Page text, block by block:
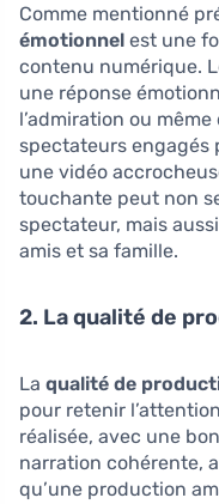
Comme mentionné
émotionnel est une
contenu numérique.
une réponse
l’admiration ou
spectateurs engagés
une vidéo
touchante peut non
spectateur, mais
amis et sa famille.
2. La qualité de
La qualité de
pour retenir
réalisée, avec une
narration cohérente,
qu’une production